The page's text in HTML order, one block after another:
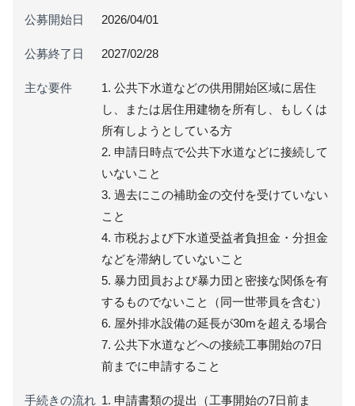
公募開始日 2026/04/01
公募終了日 2027/02/28
主な要件
1. 公共下水道などの供用開始区域に居住
し、または居住用建物を所有し、もしくは
所有しようとしている方
2. 申請日時点で公共下水道などに接続して
いないこと
3. 過去にこの補助金の交付を受けていない
こと
4. 市税および下水道受益者負担金・分担金
などを滞納していないこと
5. 暴力団員および暴力団と密接な関係を有
するものでないこと（同一世帯員を含む）
6. 屋外排水設備の延長が30mを超える場合
7. 公共下水道などへの接続工事開始の7日
前までに申請すること
手続きの流れ 1. 申請書類の提出（工事開始の7日前ま